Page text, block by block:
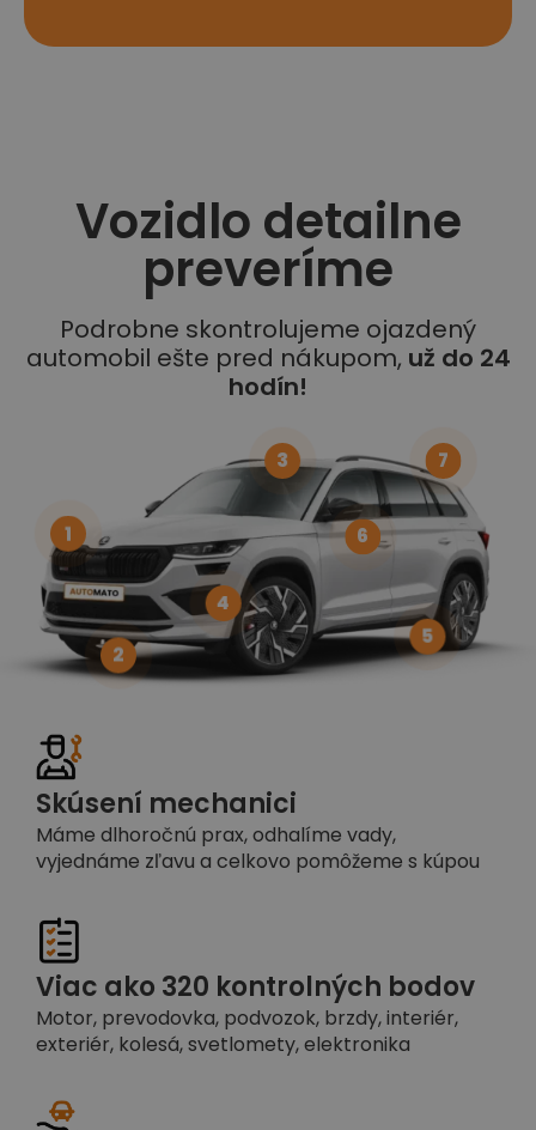
Vozidlo detailne
preveríme
Podrobne skontrolujeme ojazdený
automobil ešte pred nákupom, už do 24
hodín!
Skúsení mechanici
Máme dlhoročnú prax, odhalíme vady,
vyjednáme zľavu a celkovo pomôžeme s kúpou
Viac ako 320 kontrolných bodov
Motor, prevodovka, podvozok, brzdy, interiér,
exteriér, kolesá, svetlomety, elektronika
1
2
3
4
5
6
7